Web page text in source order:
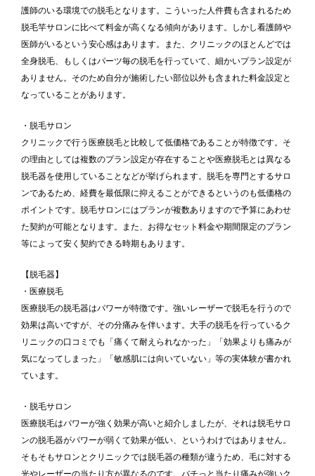
護師のいる環境での脱毛となります。こういった人件費も含まれるため
脱毛竿サロンに比べて料金が高くなる傾向があります。しかし看護師や
医師がいるという安心感はあります。また、クリニックのほとんどでは
全身脱毛、もしくはパーツ毎の脱毛を行っていて、細かいプラン設定が
ありません。そのため自分が施術したい部位以外も含まれた料金設定と
なっていることがあります。
・脱毛サロン
クリニックで行う医療脱毛と比較して低価格であることが特徴です。そ
の理由としては複数のプラン設定が存在することや医療脱毛とは異なる
脱毛器を使用していることなどが挙げられます。脱毛を専門とするサロ
ンであるため、経費を最低限に抑えることができるというのも低価格の
ポイントです。脱毛サロンにはプランが複数ありますので予算にあわせ
た契約が可能となります。また、お得なセット料金や期間限定のプラン
等によって安く契約できる時期もあります。
【脱毛器】
・医療脱毛
医療脱毛の脱毛器はパワーが特徴です。強いレーザーで脱毛を行うので
効果は高いですが、その分痛みを伴います。大手の脱毛を行っているク
リニックの口コミでも「痛くて耐えられなかった」「効果よりも痛みが
気になってしまった」「敏感肌には向いていない」等の実体験が書かれ
ています。
・脱毛サロン
医療脱毛はパワーが強く効果が高いと紹介しましたが、それは脱毛サロ
ンの脱毛器がパワーが弱くて効果が低い、というわけではありません。
そもそもサロンとクリニックでは脱毛器の種類が違うため、毛に対する